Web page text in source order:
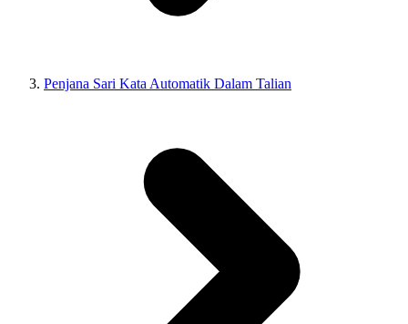
Penjana Sari Kata Automatik Dalam Talian